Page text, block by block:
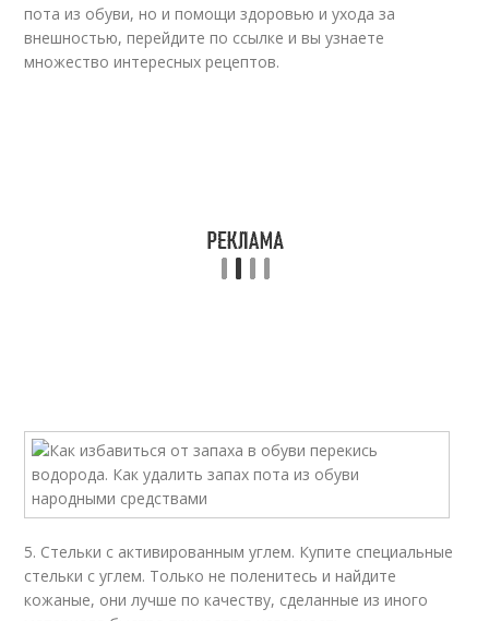
пота из обуви, но и помощи здоровью и ухода за
внешностью, перейдите по ссылке и вы узнаете
множество интересных рецептов.
5. Стельки с активированным углем. Купите специальные
стельки с углем. Только не поленитесь и найдите
кожаные, они лучше по качеству, сделанные из иного